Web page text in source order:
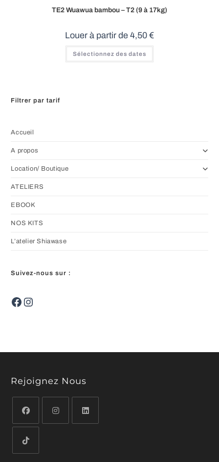
TE2 Wuawua bambou – T2 (9 à 17kg)
Louer à partir de 4,50 €
Sélectionnez des dates
Filtrer par tarif
Accueil
A propos
Location/ Boutique
ATELIERS
EBOOK
NOS KITS
L’atelier Shiawase
Suivez-nous sur :
FacebookInstagram
Rejoignez Nous
S’ouvre
dans
un